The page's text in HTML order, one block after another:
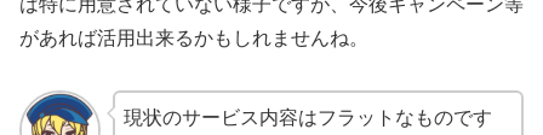
があれば活用出来るかもしれませんね。
現状のサービス内容はフラットなものです